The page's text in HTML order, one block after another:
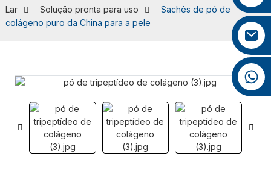
+86 0592 5599526
mina.cao@foxmail.com
Lar Solução pronta para uso
Sachês de pó de
colágeno puro da China para a pele